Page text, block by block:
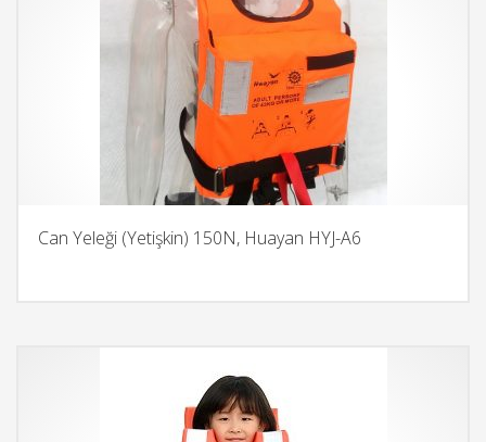
Can Yeleği (Yetişkin) 150N, Huayan HYJ-A6